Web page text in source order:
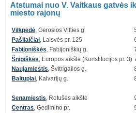
Atstumai nuo V. Vaitkaus gatvės
miesto rajonų
Vilkpėdė , Gerosios Vilties g.
Pašilaičiai , Laisvės pr. 125
Fabijoniškės , Fabijoniškių g.
Šnipiškės , Europos aikštė (Konstitucijos pr. 3)
Naujamiestis , Švitrigailos g.
Baltupiai , Kalvarijų g.
Senamiestis , Rotušės aikštė
Centras , Gedimino pr.